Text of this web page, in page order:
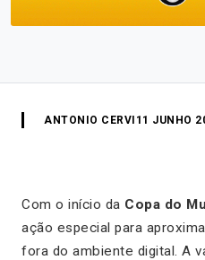
ANTONIO CERVI 11 JUNHO
Com o início da Copa do
ação especial para
fora do ambiente digital. A